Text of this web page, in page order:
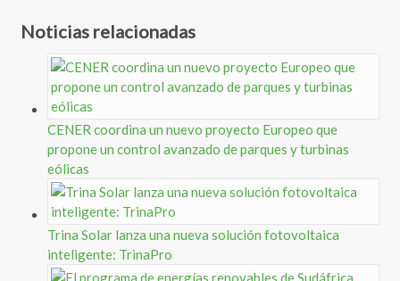
Noticias relacionadas
CENER coordina un nuevo proyecto Europeo que
propone un control avanzado de parques y turbinas
eólicas
Trina Solar lanza una nueva solución fotovoltaica
inteligente: TrinaPro